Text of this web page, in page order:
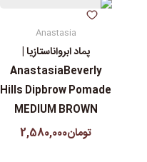
Anastasia
پماد ابرواناستازیا |
AnastasiaBeverly
Hills Dipbrow Pomade
MEDIUM BROWN
تومان2,580,000